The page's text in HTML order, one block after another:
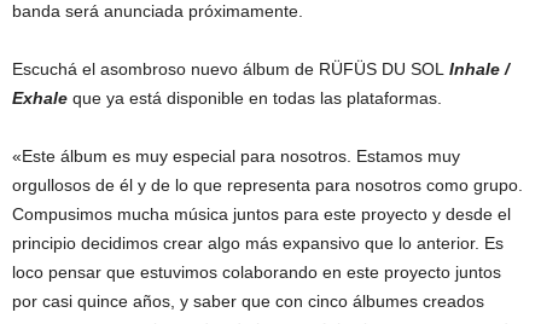
banda será anunciada próximamente.
Escuchá el asombroso nuevo álbum de RÜFÜS DU SOL Inhale /
Exhale que ya está disponible en todas las plataformas.
«Este álbum es muy especial para nosotros. Estamos muy
orgullosos de él y de lo que representa para nosotros como grupo.
Compusimos mucha música juntos para este proyecto y desde el
principio decidimos crear algo más expansivo que lo anterior. Es
loco pensar que estuvimos colaborando en este proyecto juntos
por casi quince años, y saber que con cinco álbumes creados